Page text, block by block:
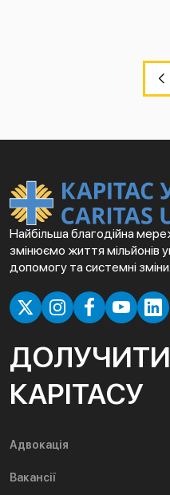
Найбільша благодійна
змінюємо життя мільйонів
допомогу та системні зміни.
КАРІТАСУ
Адвокація
Вакансії